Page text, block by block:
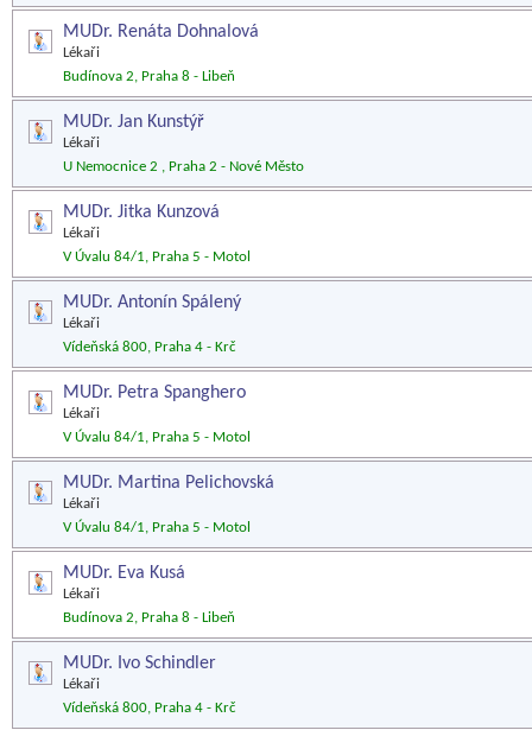
MUDr. Renáta Dohnalová
Lékaři
Budínova 2, Praha 8 - Libeň
MUDr. Jan Kunstýř
Lékaři
U Nemocnice 2 , Praha 2 - Nové Město
MUDr. Jitka Kunzová
Lékaři
V Úvalu 84/1, Praha 5 - Motol
MUDr. Antonín Spálený
Lékaři
Vídeňská 800, Praha 4 - Krč
MUDr. Petra Spanghero
Lékaři
V Úvalu 84/1, Praha 5 - Motol
MUDr. Martina Pelichovská
Lékaři
V Úvalu 84/1, Praha 5 - Motol
MUDr. Eva Kusá
Lékaři
Budínova 2, Praha 8 - Libeň
MUDr. Ivo Schindler
Lékaři
Vídeňská 800, Praha 4 - Krč